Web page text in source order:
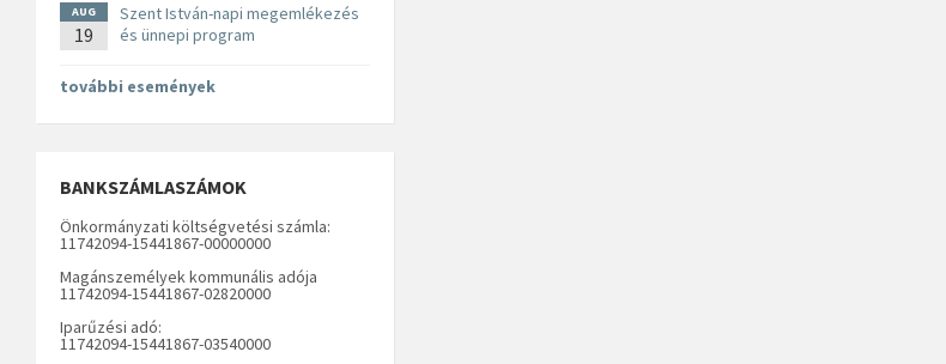
AUG
19
Szent István-napi megemlékezés
és ünnepi program
további események
BANKSZÁMLASZÁMOK
Önkormányzati költségvetési számla:
11742094-15441867-00000000
Magánszemélyek kommunális adója
11742094-15441867-02820000
Iparűzési adó:
11742094-15441867-03540000